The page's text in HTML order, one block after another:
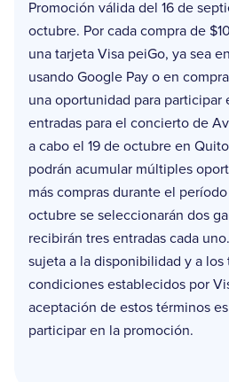
Promoción válida del 16 de
octubre. Por cada compra de
una tarjeta Visa peiGo, ya sea
usando Google Pay o en
una oportunidad para participar
entradas para el concierto de
a cabo el 19 de octubre en
podrán acumular múltiples
más compras durante el
octubre se seleccionarán dos
recibirán tres entradas cada
sujeta a la disponibilidad y a los
condiciones establecidos por
aceptación de estos términos
participar en la promoción.